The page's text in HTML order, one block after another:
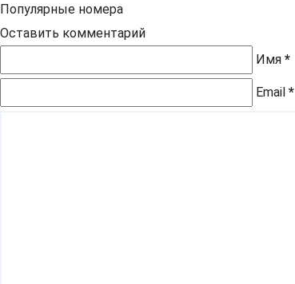
Популярные номера
Оставить комментарий
Имя *
Email *